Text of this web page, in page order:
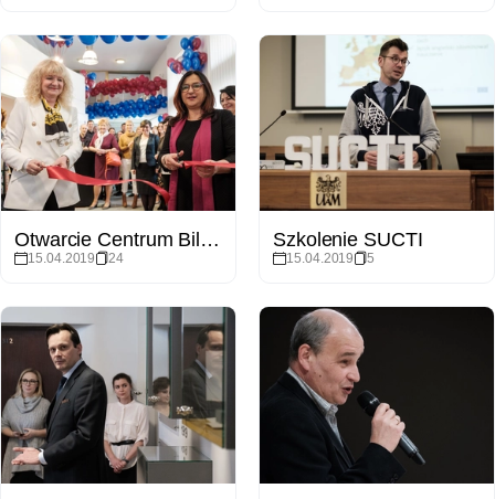
Otwarcie Centrum Bilingualism Matters
15.04.2019 24
Szkolenie SUCTI
15.04.2019 5